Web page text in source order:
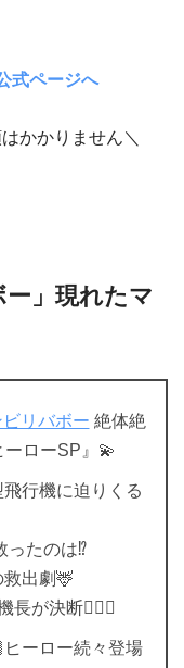
式ページへ
かかりません＼
ー」現れたマ
リバボー 絶体絶
ローSP』💫
行機に迫りくる
ったのは⁉
救出劇🦌
長が決断🧑🏻‍✈️
ーロー続々登場